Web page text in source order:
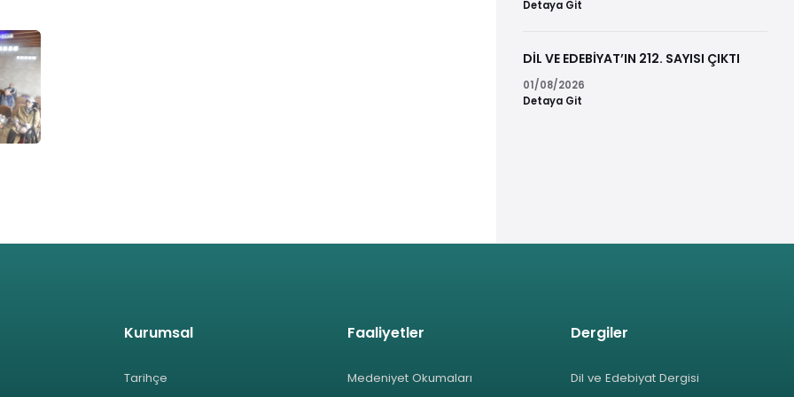
Detaya Git
DİL VE EDEBİYAT’IN 212. SAYISI ÇIKTI
01/08/2026
Detaya Git
Kurumsal
Tarihçe
Faaliyetler
Medeniyet Okumaları
Dergiler
Dil ve Edebiyat Dergisi